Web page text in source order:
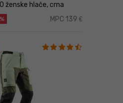
ženske hlače, crna
MPC 139 €